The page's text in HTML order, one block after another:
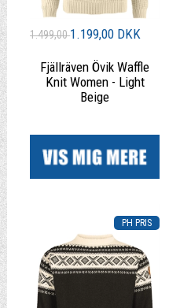
1.499,001.199,00 DKK
Fjällräven Övik Waffle
Knit Women - Light
Beige